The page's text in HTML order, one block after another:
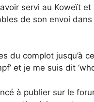
servi au Koweït
de son envoi
du complot jusqu’à
et je me suis dit
à publier sur le